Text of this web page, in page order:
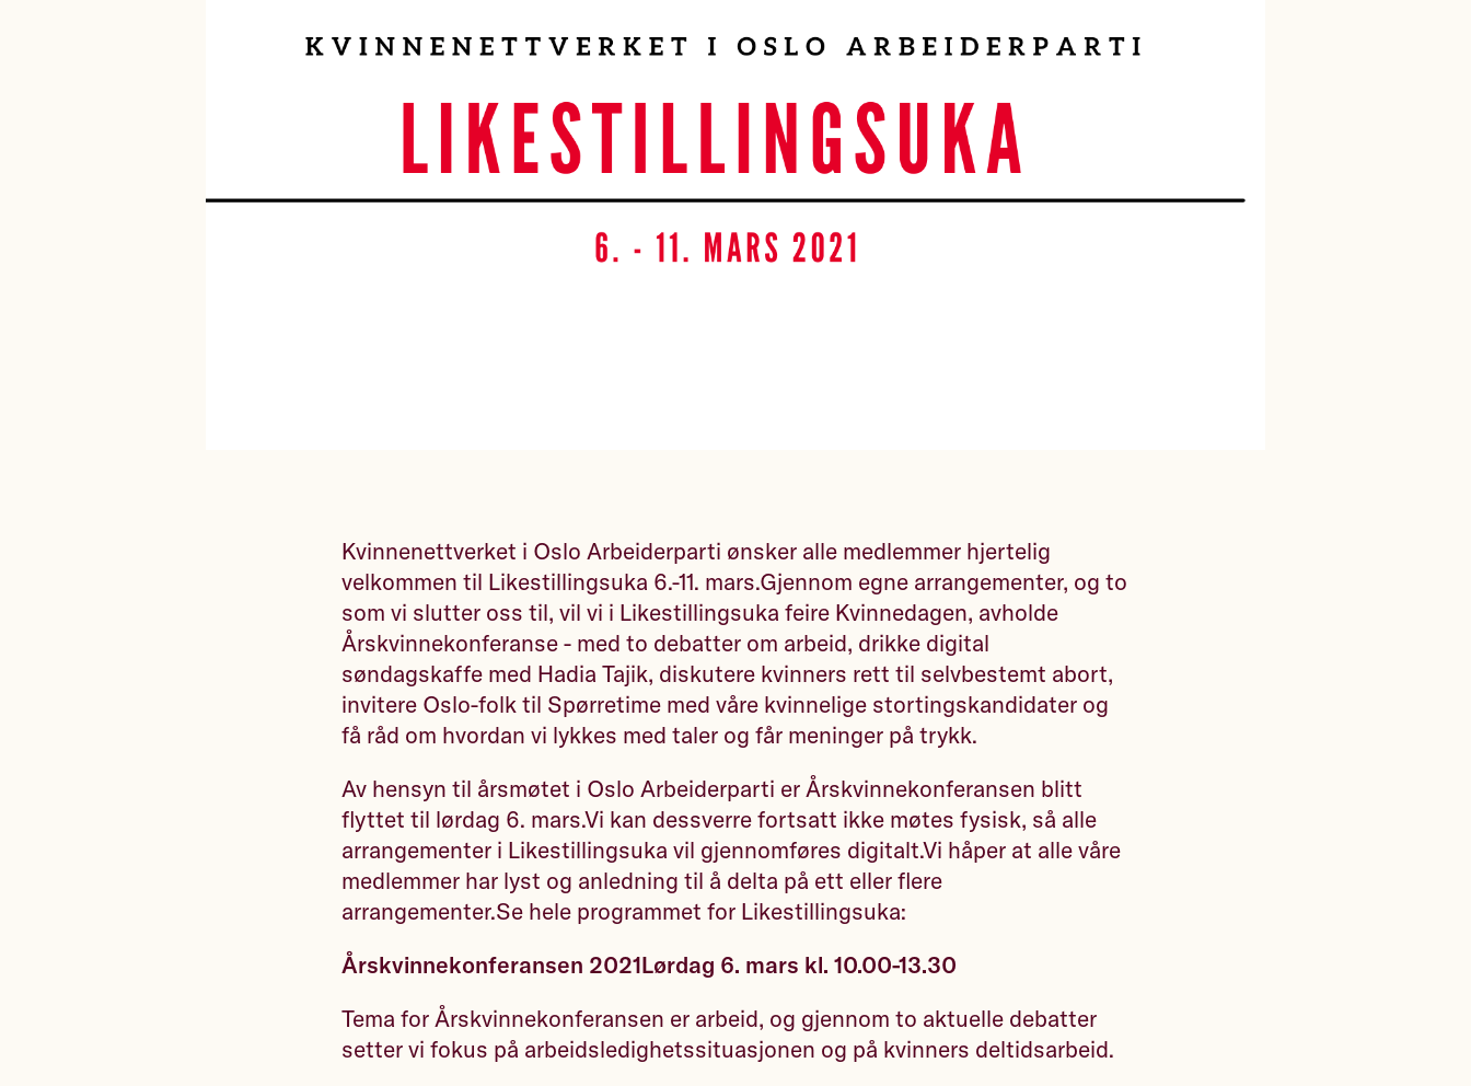
Kvinnenettverket i Oslo Arbeiderparti ønsker alle medlemmer hjertelig
velkommen til Likestillingsuka 6.-11. mars.Gjennom egne arrangementer, og to
som vi slutter oss til, vil vi i Likestillingsuka feire Kvinnedagen, avholde
Årskvinnekonferanse - med to debatter om arbeid, drikke digital
søndagskaffe med Hadia Tajik, diskutere kvinners rett til selvbestemt abort,
invitere Oslo-folk til Spørretime med våre kvinnelige stortingskandidater og
få råd om hvordan vi lykkes med taler og får meninger på trykk.
Av hensyn til årsmøtet i Oslo Arbeiderparti er Årskvinnekonferansen blitt
flyttet til lørdag 6. mars.Vi kan dessverre fortsatt ikke møtes fysisk, så alle
arrangementer i Likestillingsuka vil gjennomføres digitalt.Vi håper at alle våre
medlemmer har lyst og anledning til å delta på ett eller flere
arrangementer.Se hele programmet for Likestillingsuka:
Årskvinnekonferansen 2021Lørdag 6. mars kl. 10.00-13.30
Tema for Årskvinnekonferansen er arbeid, og gjennom to aktuelle debatter
setter vi fokus på arbeidsledighetssituasjonen og på kvinners deltidsarbeid.